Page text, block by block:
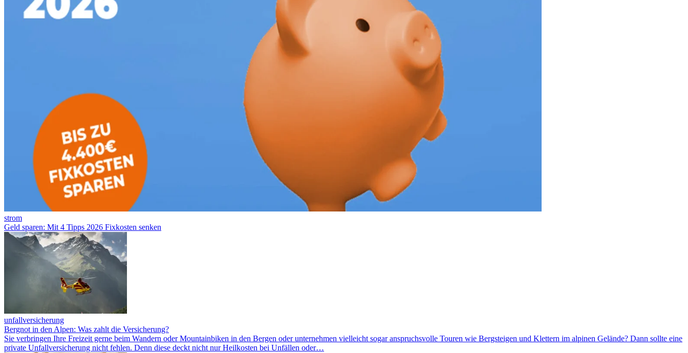
strom
Geld sparen: Mit 4 Tipps 2026 Fixkosten senken
unfallversicherung
Bergnot in den Alpen: Was zahlt die Versicherung?
Sie verbringen Ihre Freizeit gerne beim Wandern oder Mountainbiken in den Bergen oder unternehmen vielleicht sogar anspruchsvolle Touren wie Bergsteigen und Klettern im alpinen Gelände? Dann sollte eine
private Unfallversicherung nicht fehlen. Denn diese deckt nicht nur Heilkosten bei Unfällen oder…